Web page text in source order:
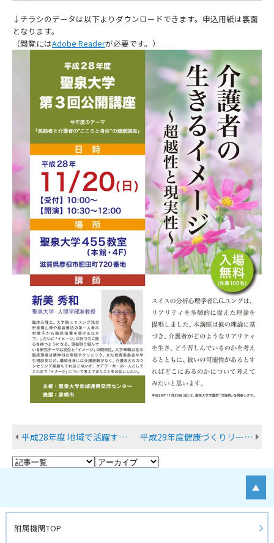
↓チラシのデータは以下よりダウンロードできます。申込用紙は裏面
となります。
（閲覧にはAdobe Readerが必要です。）
平成28年度 地域で活躍するリーダーの養成シリーズ ～初級編～ 平成29年度健康づくりリーダー養成講座のご案内
▲
附属機関TOP